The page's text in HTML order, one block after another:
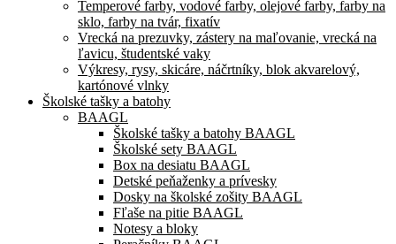
Temperové farby, vodové farby, olejové farby, farby na
sklo, farby na tvár, fixatív
Vrecká na prezuvky, zástery na maľovanie, vrecká na
ľavicu, študentské vaky
Výkresy, rysy, skicáre, náčrtníky, blok akvarelový,
kartónové vlnky
Školské tašky a batohy
BAAGL
Školské tašky a batohy BAAGL
Školské sety BAAGL
Box na desiatu BAAGL
Detské peňaženky a prívesky
Dosky na školské zošity BAAGL
Fľaše na pitie BAAGL
Notesy a bloky